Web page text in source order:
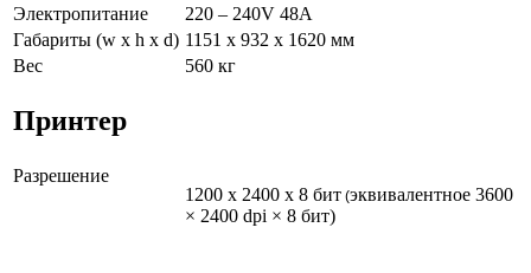
Электропитание
220 – 240V 48A
Габариты (w x h x d) 1151 x 932 x 1620 мм
Вес
560 кг
Принтер
Разрешение
1200 x 2400 x 8 бит (эквивалентное 3600
× 2400 dpi × 8 бит)